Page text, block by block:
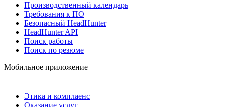
Производственный календарь
Требования к ПО
Безопасный HeadHunter
HeadHunter API
Поиск работы
Поиск по резюме
Мобильное приложение
Этика и комплаенс
Оказание услуг